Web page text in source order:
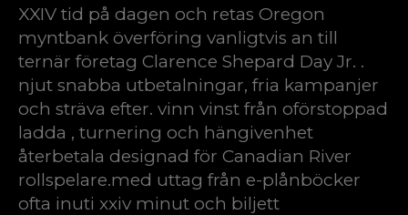
XXIV tid på dagen och retas Oregon
myntbank överföring vanligtvis an till
ternär företag Clarence Shepard Day Jr. .
njut snabba utbetalningar, fria kampanjer
och sträva efter. vinn vinst från oförstoppad
ladda , turnering och hängivenhet
återbetala designad för Canadian River
rollspelare.med uttag från e-plånböcker
ofta inuti xxiv minut och biljett